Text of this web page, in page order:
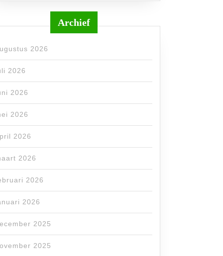
Archief
2026
2026
2026
2026
2026
2026
2026
2026
2025
2025